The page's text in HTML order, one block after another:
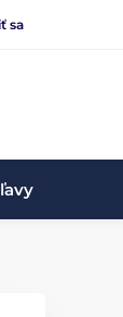
sa